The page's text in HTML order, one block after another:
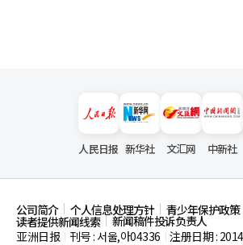
人民日报 新华社 文汇网 中新社
公司简介 个人信息处理方针 青少年保护政策
读者提供新闻线索
新闻稿件投诉负责人
亚洲日报
刊号 : 서울,아04336 注册日期 :